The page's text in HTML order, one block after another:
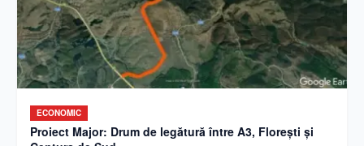
ECONOMIC
Proiect Major: Drum de legătură între A3, Florești și